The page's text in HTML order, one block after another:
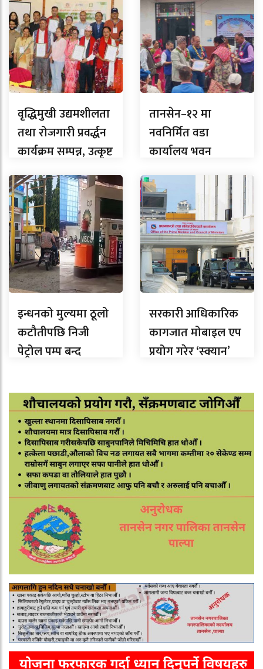
वृद्धिमुखी उद्यमशीलता
तथा रोजगारी प्रवर्द्धन
कार्यक्रम सम्पन्न, उत्कृष्ट
उद्यमी सम्मानित
तानसेन–१२ मा
नवनिर्मित वडा
कार्यालय भवन
समुद्घाटन
इन्धनको मुल्यमा ठूलो
कटौतीपछि निजी
पेट्रोल पम्प बन्द
सरकारी आधिकारिक
कागजात मोबाइल एप
प्रयोग गरेर ‘स्क्यान’
सरकारलाई निर्देशन